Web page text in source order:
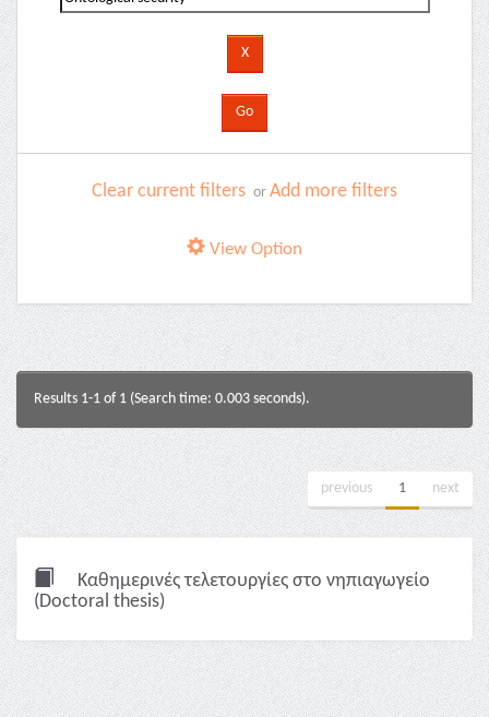
Clear current filters or Add more filters
View Option
Results 1-1 of 1 (Search time: 0.003 seconds).
previous 1 next
Καθημερινές τελετουργίες στο νηπιαγωγείο
(Doctoral thesis)